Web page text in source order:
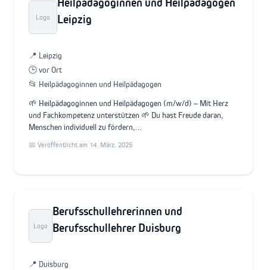
Logo
Heilpädagoginnen und Heilpädagogen
Leipzig
📍 Leipzig
🕒 vor Ort
📂 Heilpädagoginnen und Heilpädagogen
🌱 Heilpädagoginnen und Heilpädagogen (m/w/d) – Mit Herz
und Fachkompetenz unterstützen 🌱 Du hast Freude daran,
Menschen individuell zu fördern,…
📅 Veröffentlicht am 14. März. 2025
Logo
Berufsschullehrerinnen und
Berufsschullehrer Duisburg
📍 Duisburg